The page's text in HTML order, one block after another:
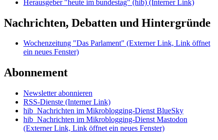
Herausgeber "heute im bundestag" (hib) (Interner Link)
Nachrichten, Debatten und Hintergründe
Wochenzeitung "Das Parlament" (Externer Link, Link öffnet
ein neues Fenster)
Abonnement
Newsletter abonnieren
RSS-Dienste (Interner Link)
hib_Nachrichten im Mikroblogging-Dienst BlueSky
hib_Nachrichten im Mikroblogging-Dienst Mastodon
(Externer Link, Link öffnet ein neues Fenster)